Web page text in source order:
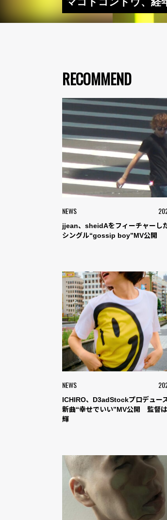
RECOMMEND
NEWS
jjean、sheidAをフィーチャーし
シングル“gossip boy”MV公開
NEWS
ICHIRO、D3adStockプロデュー
新曲“幸せでいい”MV公開 監督
輝